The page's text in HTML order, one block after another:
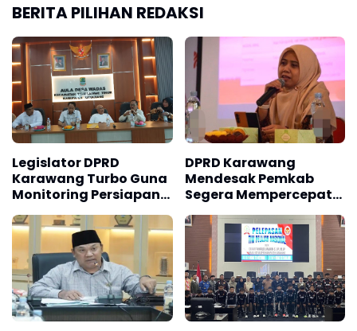
BERITA PILIHAN REDAKSI
Legislator DPRD
Karawang Turbo Guna
Monitoring Persiapan
Pemilihan di Desa
Wadas Telukjambe
Timur
DPRD Karawang
Mendesak Pemkab
Segera Mempercepat
Pelaksanaan Program
dan Serapan
Anggaran